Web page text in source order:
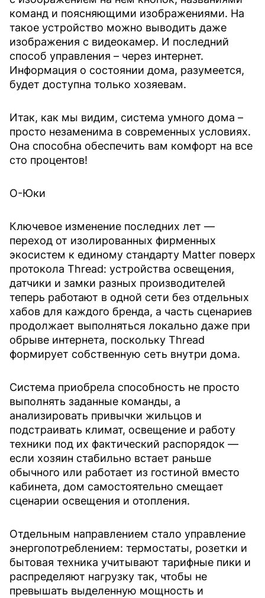
команд и поясняющими изображениями. На
такое устройство можно выводить даже
изображения с видеокамер. И последний
способ управления – через интернет.
Информация о состоянии дома, разумеется,
будет доступна только хозяевам.
Итак, как мы видим, система умного дома –
просто незаменима в современных условиях.
Она способна обеспечить вам комфорт на все
сто процентов!
О-Юки
Ключевое изменение последних лет —
переход от изолированных фирменных
экосистем к единому стандарту Matter поверх
протокола Thread: устройства освещения,
датчики и замки разных производителей
теперь работают в одной сети без отдельных
хабов для каждого бренда, а часть сценариев
продолжает выполняться локально даже при
обрыве интернета, поскольку Thread
формирует собственную сеть внутри дома.
Система приобрела способность не просто
выполнять заданные команды, а
анализировать привычки жильцов и
подстраивать климат, освещение и работу
техники под их фактический распорядок —
если хозяин стабильно встает раньше
обычного или работает из гостиной вместо
кабинета, дом самостоятельно смещает
сценарии освещения и отопления.
Отдельным направлением стало управление
энергопотреблением: термостаты, розетки и
бытовая техника учитывают тарифные пики и
распределяют нагрузку так, чтобы не
превышать выделенную мощность и